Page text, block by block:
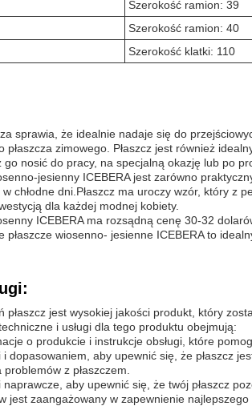
Szerokość ramion: 39
Szerokość ramion: 40
Szerokość klatki: 110
sprawia, że idealnie nadaje się do
płaszcza zimowego. Płaszcz jest również
nosić do pracy, na specjalną okazję lub po
jesienny ICEBERA jest zarówno
chłodne dni.Płaszcz ma uroczy wzór, który
dla każdej modnej kobiety.
ICEBERA ma rozsądną cenę 30-32
płaszcze wiosenno- jesienne ICEBERA to
płaszcz jest wysokiej jakości produkt, który
i usługi dla tego produktu obejmują:
o produkcie i instrukcje obsługi, które
dopasowaniem, aby upewnić się, że płaszcz
z płaszczem.
naprawcze, aby upewnić się, że twój płaszcz
jest zaangażowany w zapewnienie